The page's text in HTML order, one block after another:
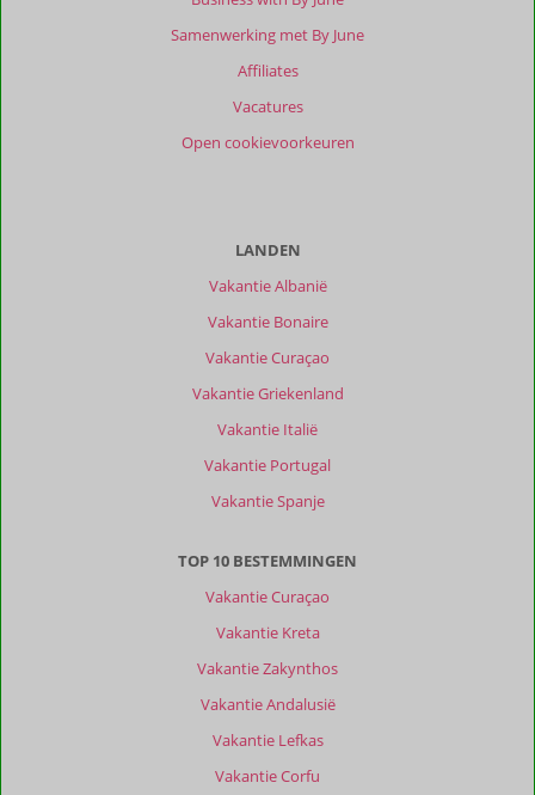
Samenwerking met By June
Affiliates
Vacatures
Open cookievoorkeuren
LANDEN
Vakantie Albanië
Vakantie Bonaire
Vakantie Curaçao
Vakantie Griekenland
Vakantie Italië
Vakantie Portugal
Vakantie Spanje
TOP 10 BESTEMMINGEN
Vakantie Curaçao
Vakantie Kreta
Vakantie Zakynthos
Vakantie Andalusië
Vakantie Lefkas
Vakantie Corfu